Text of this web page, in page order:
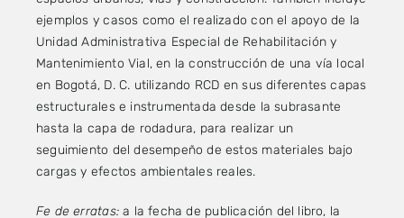
ejemplos y casos como el realizado con el apoyo de la
Unidad Administrativa Especial de Rehabilitación y
Mantenimiento Vial, en la construcción de una vía local
en Bogotá, D. C. utilizando RCD en sus diferentes capas
estructurales e instrumentada desde la subrasante
hasta la capa de rodadura, para realizar un
seguimiento del desempeño de estos materiales bajo
cargas y efectos ambientales reales.
Fe de erratas:a la fecha de publicación del libro, la